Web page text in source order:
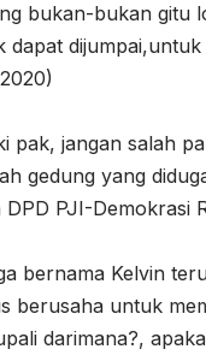
bukan-bukan gitu
dapat
pak, jangan salah
gedung yang
PJI-Demokrasi
bernama Kelvin
berusaha untuk
darimana?,